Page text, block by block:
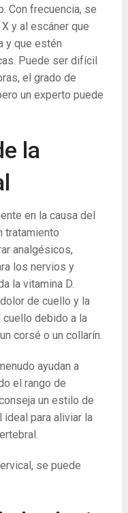
Con frecuencia, se
y al escáner que
y que estén
Puede ser difícil
el grado de
un experto puede
la
en la causa del
tratamiento
analgésicos,
los nervios y
la vitamina D.
de cuello y la
debido a la
corsé o un collarín.
ayudan a
el rango de
un estilo de
para aliviar la
se puede